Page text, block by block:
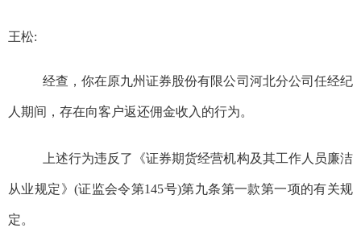
王松:
经查，你在原九州证券股份有限公司河北分公司任经纪
人期间，存在向客户返还佣金收入的行为。
上述行为违反了《证券期货经营机构及其工作人员廉洁
从业规定》 (证监会令第145号)第九条第一款第一项的有关规
定。